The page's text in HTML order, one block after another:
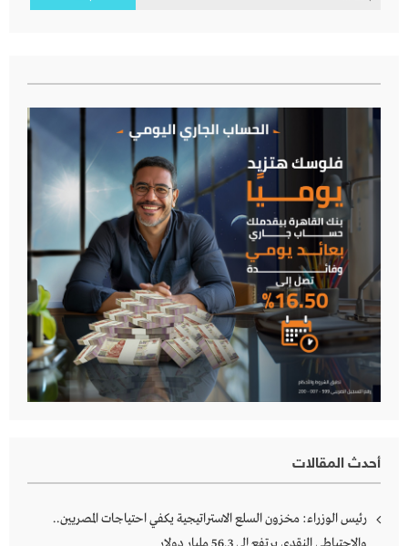
أحدث المقالات
رئيس الوزراء: مخزون السلع الاستراتيجية يكفي احتياجات المصريين..